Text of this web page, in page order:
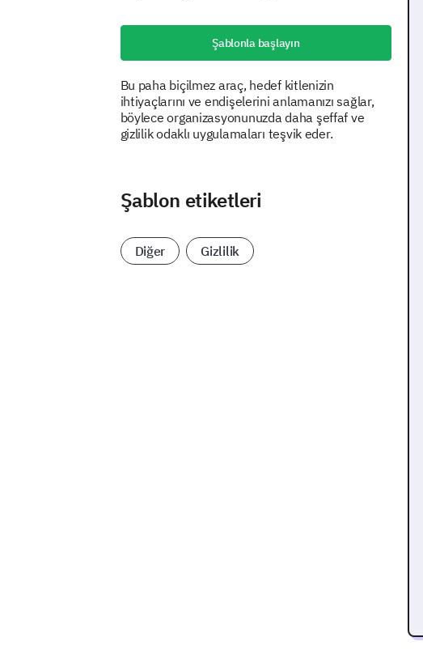
Şablonla başlayın
Bu paha biçilmez araç, hedef kitlenizin
ihtiyaçlarını ve endişelerini anlamanızı sağlar,
böylece organizasyonunuzda daha şeffaf ve
gizlilik odaklı uygulamaları teşvik eder.
Şablon etiketleri
Diğer Gizlilik